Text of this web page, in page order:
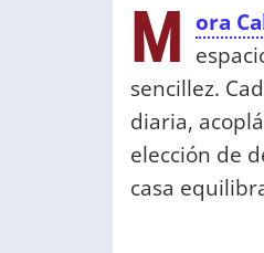
M ora
sencillez.
diaria,
elección de
casa